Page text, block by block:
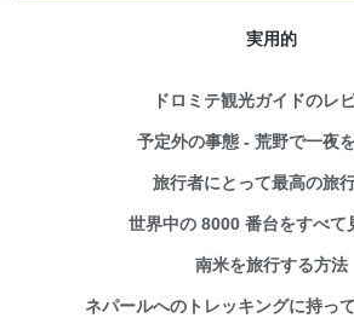
実用的
ドロミテ観光ガイドのレ
予定外の事態 - 荒野で一夜
旅行者にとって最高の旅
世界中の 8000 番台をすべて
南米を旅行する方法
ネパールへのトレッキングに持っ